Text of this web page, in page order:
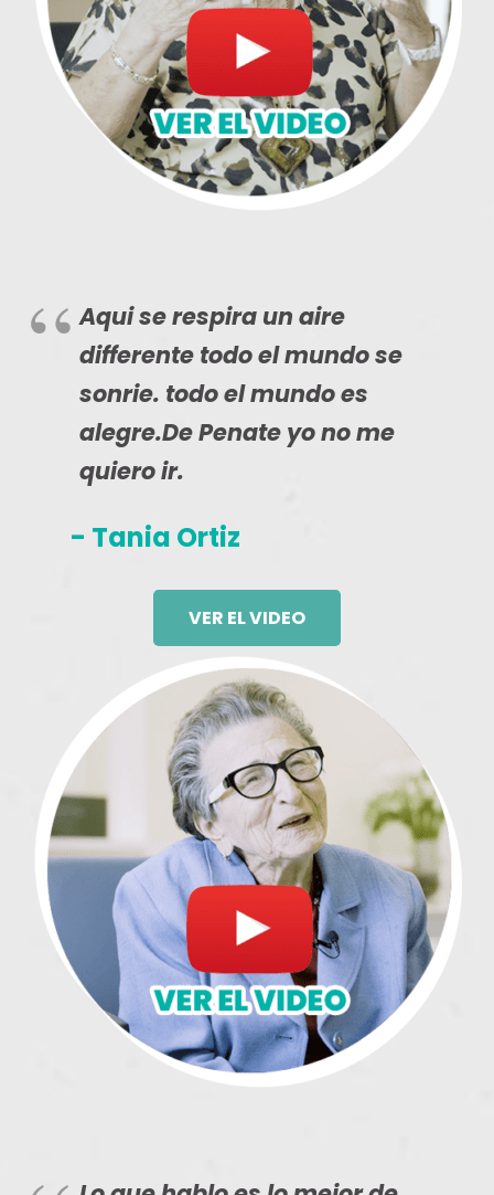
Aqui se respira un aire
differente todo el mundo se
sonrie. todo el mundo es
alegre.De Penate yo no me
quiero ir.
- Tania Ortiz
VER EL VIDEO